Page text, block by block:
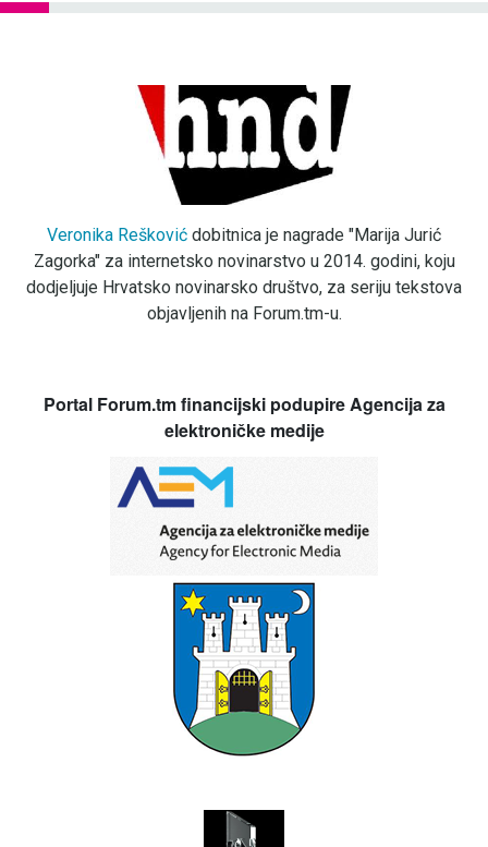
Veronika Rešković dobitnica je nagrade "Marija Jurić
Zagorka" za internetsko novinarstvo u 2014. godini, koju
dodjeljuje Hrvatsko novinarsko društvo, za seriju tekstova
objavljenih na Forum.tm-u.
Portal Forum.tm financijski podupire Agencija za
elektroničke medije